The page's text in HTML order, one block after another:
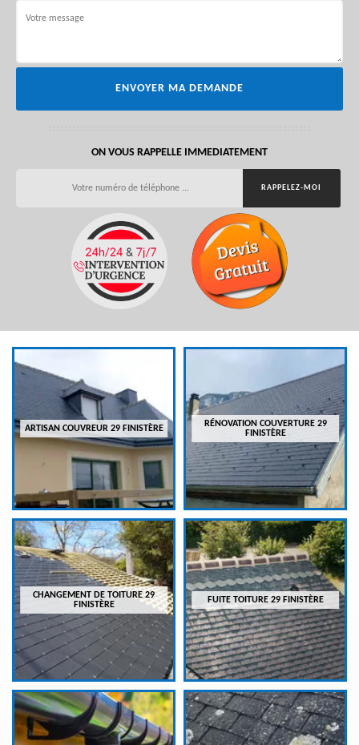
ON VOUS RAPPELLE IMMEDIATEMENT
ARTISAN COUVREUR 29 FINISTÈRE
RÉNOVATION COUVERTURE 29
FINISTÈRE
CHANGEMENT DE TOITURE 29
FINISTÈRE
FUITE TOITURE 29 FINISTÈRE